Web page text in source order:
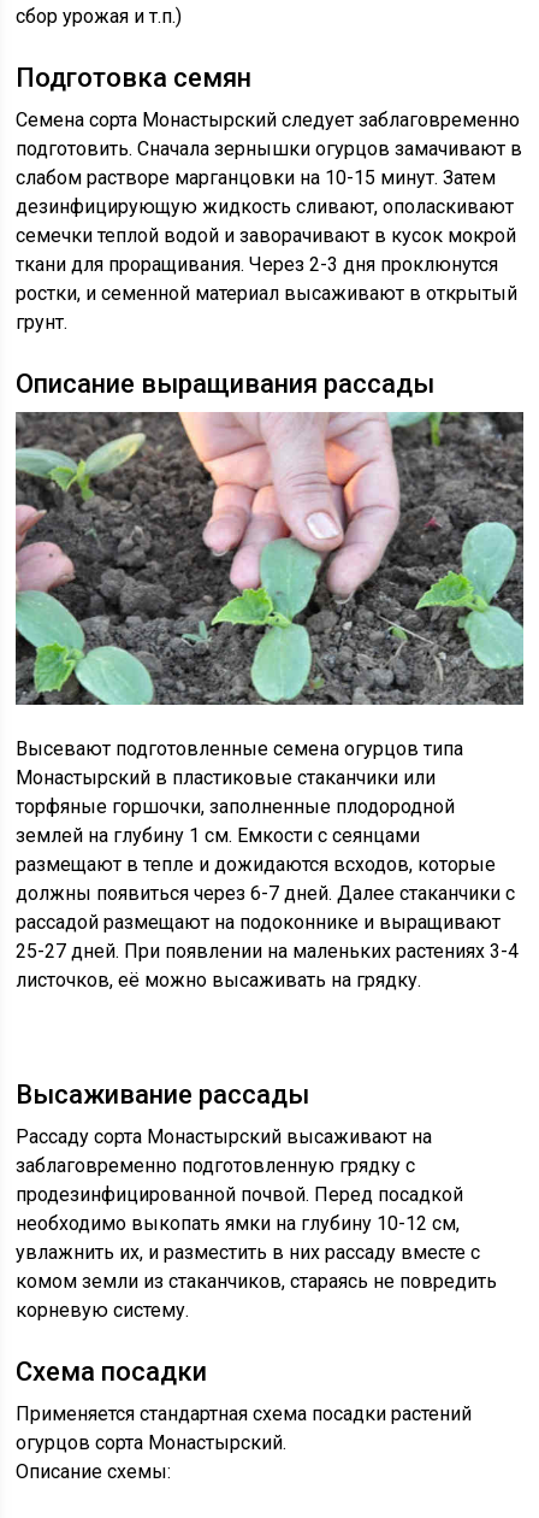
сбор урожая и т.п.)
Подготовка семян
Семена сорта Монастырский следует заблаговременно
подготовить. Сначала зернышки огурцов замачивают в
слабом растворе марганцовки на 10-15 минут. Затем
дезинфицирующую жидкость сливают, ополаскивают
семечки теплой водой и заворачивают в кусок мокрой
ткани для проращивания. Через 2-3 дня проклюнутся
ростки, и семенной материал высаживают в открытый
грунт.
Описание выращивания рассады
Высевают подготовленные семена огурцов типа
Монастырский в пластиковые стаканчики или
торфяные горшочки, заполненные плодородной
землей на глубину 1 см. Емкости с сеянцами
размещают в тепле и дожидаются всходов, которые
должны появиться через 6-7 дней. Далее стаканчики с
рассадой размещают на подоконнике и выращивают
25-27 дней. При появлении на маленьких растениях 3-4
листочков, её можно высаживать на грядку.
Высаживание рассады
Рассаду сорта Монастырский высаживают на
заблаговременно подготовленную грядку с
продезинфицированной почвой. Перед посадкой
необходимо выкопать ямки на глубину 10-12 см,
увлажнить их, и разместить в них рассаду вместе с
комом земли из стаканчиков, стараясь не повредить
корневую систему.
Схема посадки
Применяется стандартная схема посадки растений
огурцов сорта Монастырский.
Описание схемы: